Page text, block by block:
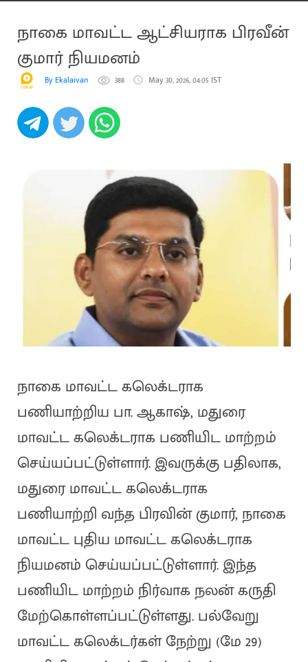
நாகை மாவட்ட ஆட்சியராக பிரவீன்
குமார் நியமனம்
By Ekalaivan 388 May 30, 2026, 04:05 IST
நாகை மாவட்ட கலெக்டராக
பணியாற்றிய பா. ஆகாஷ், மதுரை
மாவட்ட கலெக்டராக பணியிட மாற்றம்
செய்யப்பட்டுள்ளார். இவருக்கு பதிலாக,
மதுரை மாவட்ட கலெக்டராக
பணியாற்றி வந்த பிரவின் குமார், நாகை
மாவட்ட புதிய மாவட்ட கலெக்டராக
நியமனம் செய்யப்பட்டுள்ளார். இந்த
பணியிட மாற்றம் நிர்வாக நலன் கருதி
மேற்கொள்ளப்பட்டுள்ளது. பல்வேறு
மாவட்ட கலெக்டர்கள் நேற்று (மே 29)